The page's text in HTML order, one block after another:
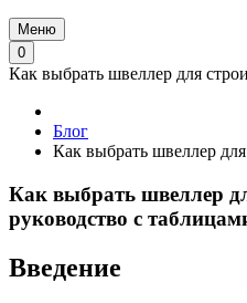
Меню
0
Как выбрать швеллер для
Блог
Как выбрать швеллер для
Как выбрать швеллер
руководство с
Введение